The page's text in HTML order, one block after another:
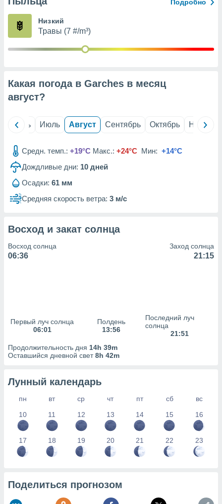
из
рекламы
сведения
Подробно
Низкий
Травы (7 #/m³)
Какая погода в Garches в месяц
август?
Июнь Июль Август Сентябрь Октябрь Ноябрь
Средн. темп.: +19°C Макс.: +24°C Мин: +14°C
Дождливые дни: 10 дней
Осадки: 61 мм
Средняя скорость ветра: 3 м/с
Восход и закат солнца
Восход солнца
06:36
Заход солнца
21:15
Первый луч солнца
06:01
Полдень
13:56
Последний луч
солнца
21:51
Продолжительность дня 14h 39m
Оставшийся дневной свет8h 42m
Лунный календарь
пн вт ср чт пт сб
вс
10
11 12 13 14 15 16
17 18 19 20 21 22 23
Поделиться прогнозом